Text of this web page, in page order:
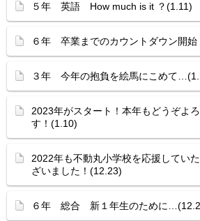
５年 英語 How much is it ？(1.11)
６年 卒業までのカウントダウン開始
３年 今年の抱負を絵馬にこめて
2023年がスタート！本年もどうぞよ
す！(1.10)
2022年も不動丸小学校を応援してい
ざいました！(12.23)
６年 総合 新１年生のために